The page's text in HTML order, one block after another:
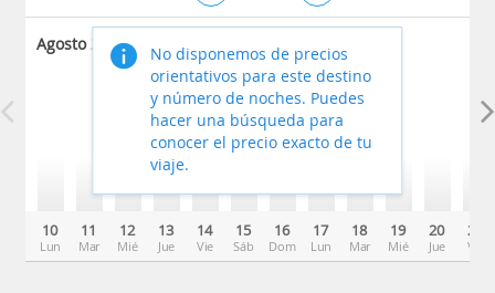
Agosto 2026
10
Lun
11
Mar
12
Mié
13
Jue
14
Vie
15
Sáb
16
Dom
17
Lun
18
Mar
19
Mié
20
Jue
21
Vie
No disponemos de precios
orientativos para este destino
y número de noches. Puedes
hacer una búsqueda para
conocer el precio exacto de tu
viaje.